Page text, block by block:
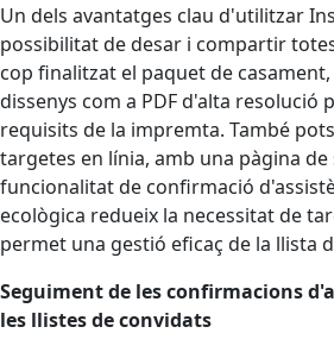
Un dels avantatges clau d'utilitzar
possibilitat de desar i compartir
cop finalitzat el paquet de
dissenys com a PDF d'alta resolució
requisits de la impremta. També
targetes en línia, amb una pàgina
funcionalitat de confirmació
ecològica redueix la necessitat de
permet una gestió eficaç de la llista
Seguiment de les confirmacions
les llistes de convidats